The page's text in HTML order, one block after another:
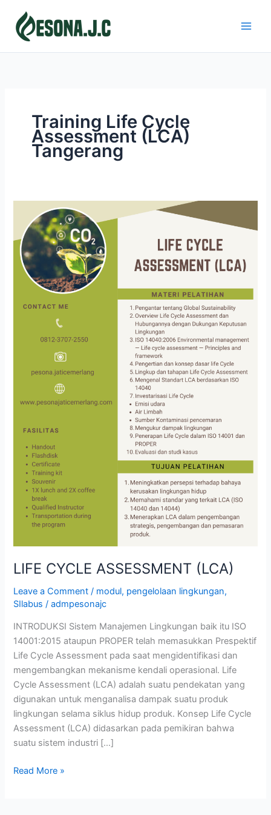
content
Training Life Cycle
Assessment (LCA)
Tangerang
LIFE CYCLE ASSESSMENT (LCA)
Leave a Comment / modul, pengelolaan lingkungan,
SIlabus /admpesonajc
INTRODUKSI Sistem Manajemen Lingkungan baik itu ISO
14001:2015 ataupun PROPER telah memasukkan Prespektif
Life Cycle Assessment pada saat mengidentifikasi dan
mengembangkan mekanisme kendali operasional. Life
Cycle Assessment (LCA) adalah suatu pendekatan yang
digunakan untuk menganalisa dampak suatu produk
lingkungan selama siklus hidup produk. Konsep Life Cycle
Assessment (LCA) didasarkan pada pemikiran bahwa
suatu sistem industri […]
CYCLE
ASSESSMENT
(LCA)
Read More »